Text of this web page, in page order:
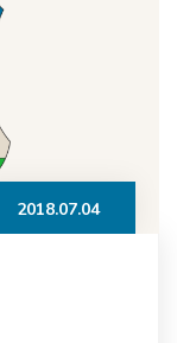
2018.07.04